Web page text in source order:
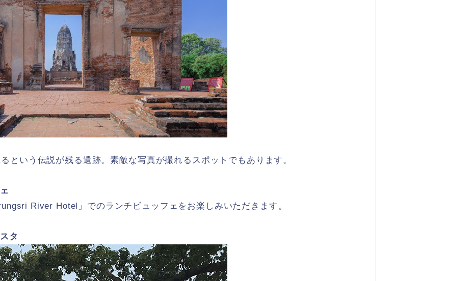
という伝説が残る遺跡。素敵な写真が撮れるスポットでもあります。
River Hotel」でのランチビュッフェをお楽しみいただきます。
タ